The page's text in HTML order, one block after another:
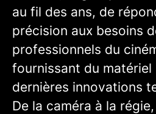
au fil des ans, de
précision aux besoins
professionnels du
fournissant du matériel
dernières innovations
De la caméra à la